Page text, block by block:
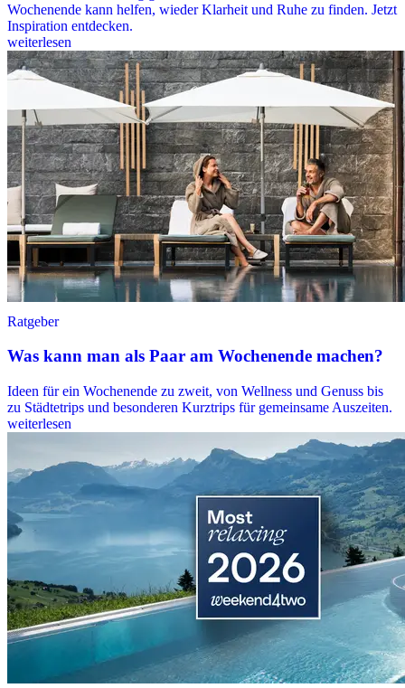
Wochenende kann helfen, wieder Klarheit und Ruhe zu finden. Jetzt
Inspiration entdecken.
weiterlesen
Ratgeber
Was kann man als Paar am Wochenende machen?
Ideen für ein Wochenende zu zweit, von Wellness und Genuss bis
zu Städtetrips und besonderen Kurztrips für gemeinsame Auszeiten.
weiterlesen